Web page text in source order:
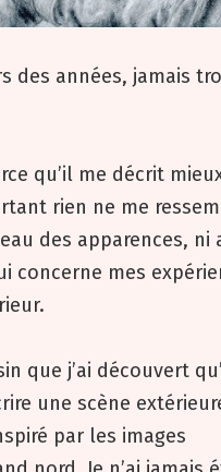
des années, jamais
qu’il me décrit
rien ne me
des apparences, ni
concerne mes
que j’ai découvert
une scène
par les images